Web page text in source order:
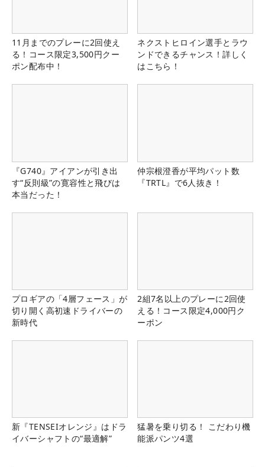
11月までのプレーに2回使え
る！コース限定3,500円クー
ポン配布中！
ネクストヒロイン選手とラウ
ンドできるチャンス！詳しく
はこちら！
『G740』アイアンが引き出
す“反則級”の寛容性と飛びは
本当だった！
仲宗根澄香が平均パット数
『TRTL』で6人抜き！
プロギアの「4層フェース」が
切り開く高初速ドライバーの
新時代
2組7名以上のプレーに2回使
える！コース限定4,000円ク
ーポン
新『TENSEIオレンジ』はドラ
イバーシャフトの“最適解”
猛暑を乗り切る！ こだわり機
能派パンツ4選